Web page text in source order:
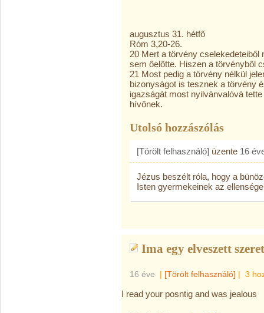
augusztus 31. hétfő
Róm 3,20-26.
20 Mert a törvény cselekedeteiből
sem őelőtte. Hiszen a törvényből
21 Most pedig a törvény nélkül
bizonyságot is tesznek a törvény
igazságát most nyilvánvalóvá
hívőnek.
Utolsó hozzászólás
[Törölt felhasználó] üzente 16
Jézus beszélt róla, hogy a
Isten gyermekeinek az
Ima egy elveszett
16 éve | [Törölt felhasználó] | 3
I read your posntig and was jealous